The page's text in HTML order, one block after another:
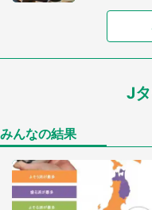
「富豪すぎ
7万人驚が
ードル高い」
「閉所恐怖
「ゾワゾワ
グっちゃっ
J
みんなの結果